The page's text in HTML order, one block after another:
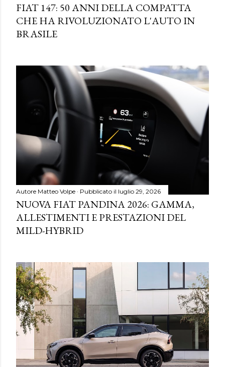
FIAT 147: 50 ANNI DELLA COMPATTA
CHE HA RIVOLUZIONATO L'AUTO IN
BRASILE
Autore Matteo Volpe Pubblicato il luglio 29, 2026
NUOVA FIAT PANDINA 2026: GAMMA,
ALLESTIMENTI E PRESTAZIONI DEL
MILD-HYBRID